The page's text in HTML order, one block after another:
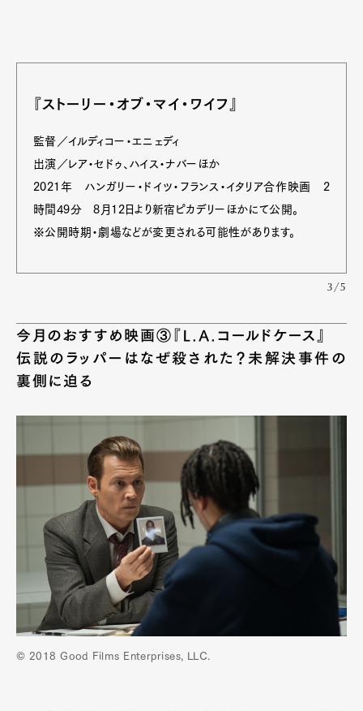
『ストーリー・オブ・マイ・ワイフ』
監督／イルディコー・エニェディ
出演／レア・セドゥ、ハイス・ナバーほか
2021年 ハンガリー・ドイツ・フランス・イタリア合作映画 2
時間49分 8月12日より新宿ピカデリーほかにて公開。
※公開時期・劇場などが変更される可能性があります。
3/5
今月のおすすめ映画③『L.A.コールドケース』
伝説のラッパーはなぜ殺された？未解決事件の
裏側に迫る
© 2018 Good Films Enterprises, LLC.